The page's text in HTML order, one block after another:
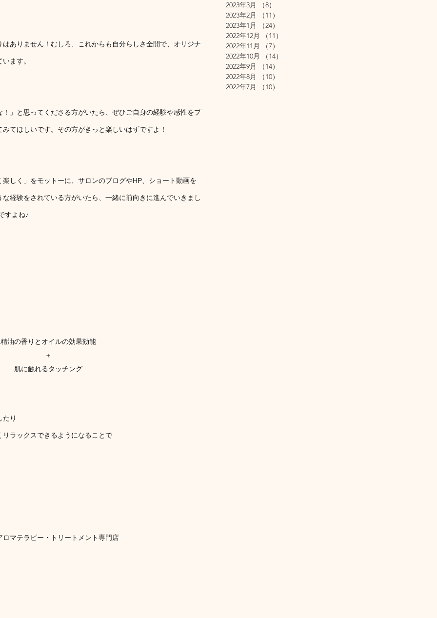
ありません！むしろ、これからも自分らしさ全開で、オリジナ
ます。
」と思ってくださる方がいたら、ぜひご自身の経験や感性をプ
てほしいです。その方がきっと楽しいはずですよ！
しく」をモットーに、サロンのブログやHP、ショート動画を
経験をされている方がいたら、一緒に前向きに進んでいきまし
すよね♪
精油の香りとオイルの効果効能
＋
肌に触れるタッチング
たり
ラックスできるようになることで
マテラピー・トリートメント専門店
2023年3月
（8）
2023年2月
（11）
2023年1月
（24）
2022年12月
（11）
2022年11月
（7）
2022年10月
（14）
2022年9月
（14）
2022年8月
（10）
2022年7月
（10）